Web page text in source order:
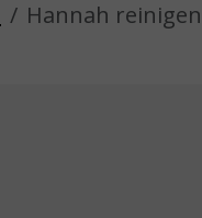
Hannah reinigen